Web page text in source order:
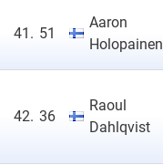
41. 51
Aaron
Holopainen
42. 36
Raoul
Dahlqvist